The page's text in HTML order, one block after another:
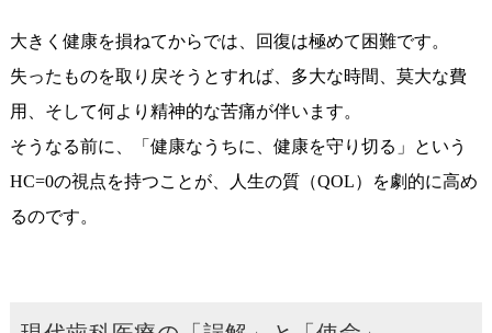
大きく健康を損ねてからでは、回復は極めて困難です。
失ったものを取り戻そうとすれば、多大な時間、莫大な費
用、そして何より精神的な苦痛が伴います。
そうなる前に、「健康なうちに、健康を守り切る」という
HC=0の視点を持つことが、人生の質（QOL）を劇的に高め
るのです。